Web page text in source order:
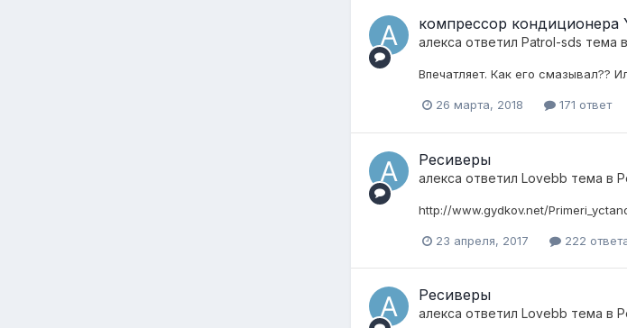
компрессор кондиционера
алекса ответил Patrol-sds тема в
Впечатляет. Как его смазывал??
26 марта, 2018 171 ответ
Ресиверы
алекса ответил Lovebb тема в
http://www.gydkov.net/
23 апреля, 2017 222
Ресиверы
алекса ответил Lovebb тема в